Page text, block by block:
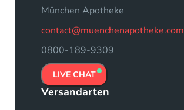
München Apotheke
contact@muenchenapotheke.com
0800-189-9309
LIVE CHAT
Versandarten